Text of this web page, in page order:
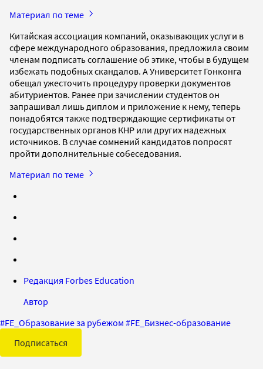
Материал по теме
Китайская ассоциация компаний, оказывающих услуги в
сфере международного образования, предложила своим
членам подписать соглашение об этике, чтобы в будущем
избежать подобных скандалов. А Университет Гонконга
обещал ужесточить процедуру проверки документов
абитуриентов. Ранее при зачислении студентов он
запрашивал лишь диплом и приложение к нему, теперь
понадобятся также подтверждающие сертификаты от
государственных органов КНР или других надежных
источников. В случае сомнений кандидатов попросят
пройти дополнительные собеседования.
Материал по теме
Редакция Forbes Education
Автор
#FE_Образование за рубежом #FE_Бизнес-образование
Подписаться